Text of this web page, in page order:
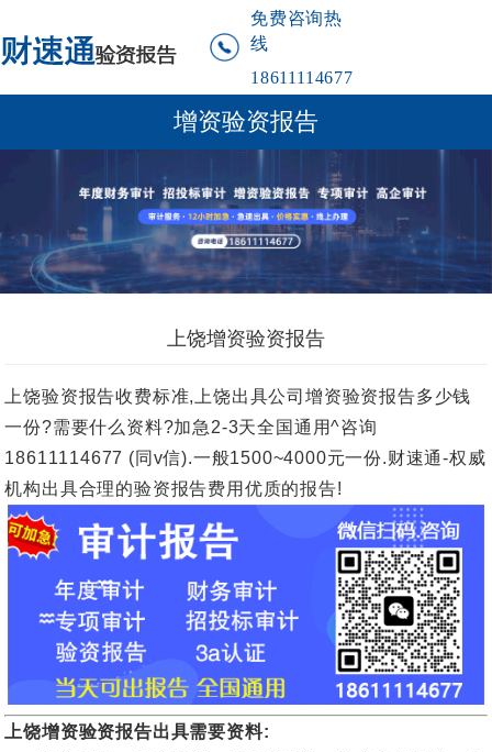
免费咨询热
线
18611114677
增资验资报告
上饶增资验资报告
上饶验资报告收费标准,上饶出具公司增资验资报告多少钱
一份?需要什么资料?加急2-3天全国通用^咨询
18611114677 (同v信).一般1500~4000元一份.财速通-权威
机构出具合理的验资报告费用优质的报告!
上饶增资验资报告出具需要资料: